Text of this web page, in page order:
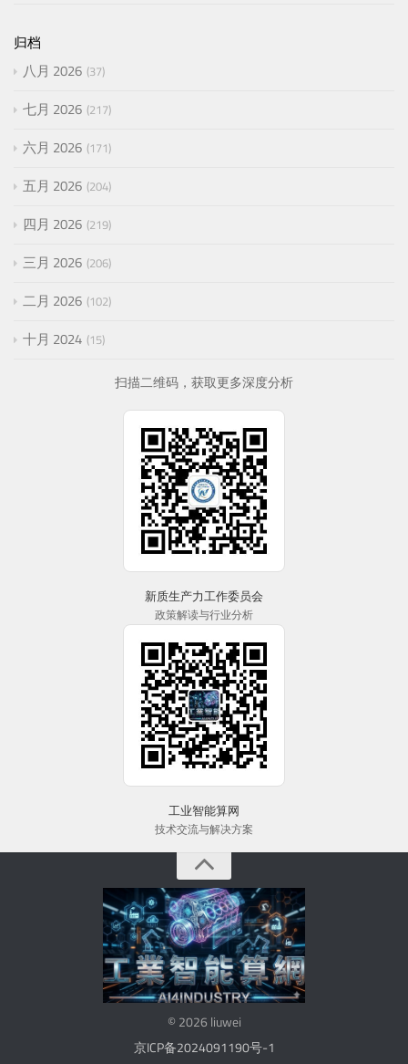
归档
八月 2026 37
七月 2026 217
六月 2026 171
五月 2026 204
四月 2026 219
三月 2026 206
二月 2026 102
十月 2024 15
扫描二维码，获取更多深度分析
新质生产力工作委员会
政策解读与行业分析
工业智能算网
技术交流与解决方案
© 2026 liuwei
京ICP备2024091190号-1